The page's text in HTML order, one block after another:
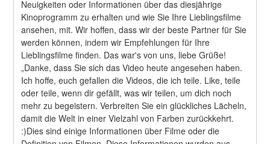
Neuigkeiten oder Informationen über das diesjährige
Kinoprogramm zu erhalten und wie Sie Ihre Lieblingsfilme
ansehen, mit. Wir hoffen, dass wir der beste Partner für Sie
werden können, indem wir Empfehlungen für Ihre
Lieblingsfilme finden. Das war's von uns, liebe Grüße!
„Danke, dass Sie sich das Video heute angesehen haben.
Ich hoffe, euch gefallen die Videos, die ich teile. Like, teile
oder teile, wenn dir gefällt, was wir teilen, um dich noch
mehr zu begeistern. Verbreiten Sie ein glückliches Lächeln,
damit die Welt in einer Vielzahl von Farben zurückkehrt.
:)Dies sind einige Informationen über Filme oder die